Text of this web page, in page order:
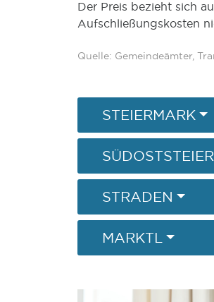
Der Preis bezieht sich
Aufschließungskosten
Quelle: Gemeindeämter,
STEIERMARK
STRADEN
MARKTL